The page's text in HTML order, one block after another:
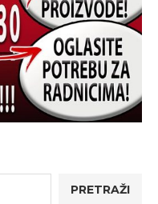
PRETRAŽI